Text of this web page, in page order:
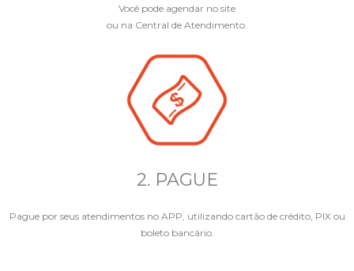
Você pode agendar no site
ou na Central de Atendimento.
2. PAGUE
Pague por seus atendimentos no APP, utilizando cartão de crédito, PIX ou
boleto bancário.